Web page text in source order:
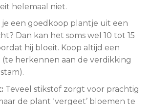
helemaal niet.
je een goedkoop plantje uit een
Dan kan het soms wel 10 tot 15
hij bloeit. Koop altijd een
herkennen aan de verdikking
Teveel stikstof zorgt voor prachtig
de plant ‘vergeet’ bloemen te